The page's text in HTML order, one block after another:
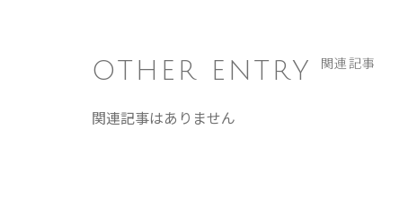
OTHER ENTRY 関連記事
関連記事はありません